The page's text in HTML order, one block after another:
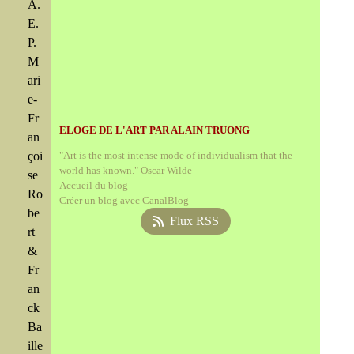
A.
E.
P.
M
ari
e-
Fr
an
çoi
se
Ro
be
rt
&
Fr
an
ck
Ba
ille
ELOGE DE L'ART PAR ALAIN TRUONG
"Art is the most intense mode of individualism that the
world has known." Oscar Wilde
Accueil du blog
Créer un blog avec CanalBlog
Flux RSS